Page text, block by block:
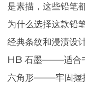
是素描，这些铅笔
为什么选择这款铅
经典条纹和浸渍
HB 石墨——适合
六角形——牢固握